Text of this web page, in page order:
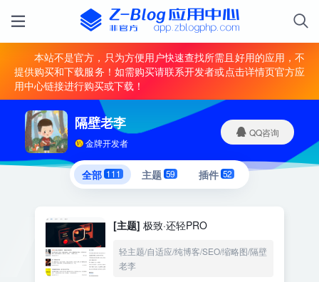
本站不是官方，只为方便用户快速查找所需且好用的应用，不
提供购买和下载服务！如需购买请联系开发者或点击详情页官方应
用中心链接进行购买或下载！
隔壁老李
金牌开发者
QQ咨询
全部 111 主题 59 插件 52
[主题] 极致·还轻PRO
轻主题/自适应/纯博客/SEO/缩略图/隔壁
老李